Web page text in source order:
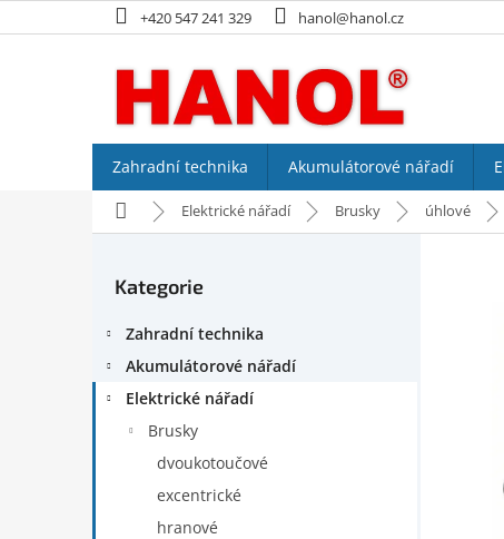
na
+420 547 241 329 hanol@hanol.cz
Zahradní technika Akumulátorové nářadí
Domů Elektrické nářadí Brusky úhlové
Přeskočit
Kategorie
Zahradní technika
Akumulátorové nářadí
Elektrické nářadí
Brusky
dvoukotoučové
excentrické
hranové